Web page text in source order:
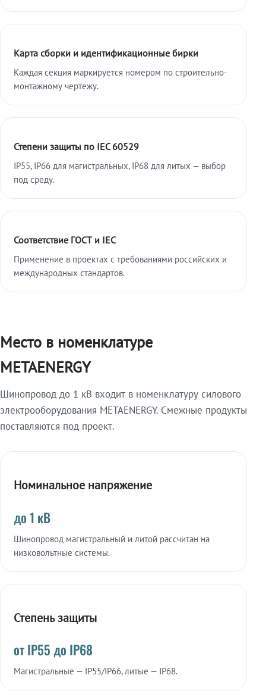
Карта сборки и идентификационные бирки
Каждая секция маркируется номером по строительно-
монтажному чертежу.
Степени защиты по IEC 60529
IP55, IP66 для магистральных, IP68 для литых — выбор
под среду.
Соответствие ГОСТ и IEC
Применение в проектах с требованиями российских и
международных стандартов.
Место в номенклатуре
METAENERGY
Шинопровод до 1 кВ входит в номенклатуру силового
электрооборудования METAENERGY. Смежные продукты
поставляются под проект.
Номинальное напряжение
до 1 кВ
Шинопровод магистральный и литой рассчитан на
низковольтные системы.
Степень защиты
от IP55 до IP68
Магистральные — IP55/IP66, литые — IP68.